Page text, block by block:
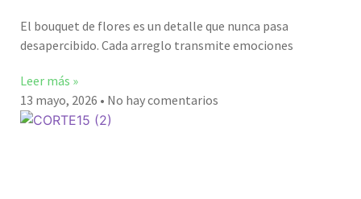
El bouquet de flores es un detalle que nunca pasa
desapercibido. Cada arreglo transmite emociones
Leer más »
13 mayo, 2026
No hay comentarios